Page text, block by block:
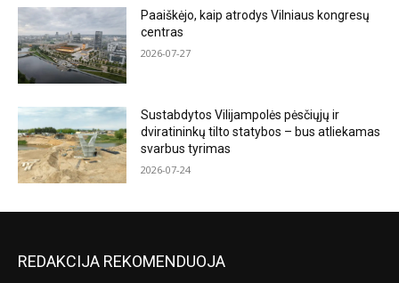
Paaiškėjo, kaip atrodys Vilniaus kongresų
centras
2026-07-27
Sustabdytos Vilijampolės pėsčiųjų ir
dviratininkų tilto statybos – bus atliekamas
svarbus tyrimas
2026-07-24
REDAKCIJA REKOMENDUOJA